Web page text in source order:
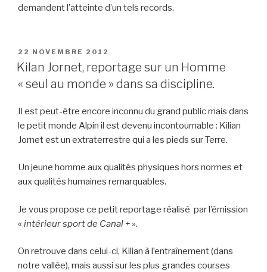
demandent l’atteinte d’un tels records.
PUBLIÉ
LE
22 NOVEMBRE 2012
Kilan Jornet, reportage sur un Homme
« seul au monde » dans sa discipline.
Il est peut-être encore inconnu du grand public mais dans
le petit monde Alpin il est devenu incontournable : Kilian
Jornet est un extraterrestre qui a les pieds sur Terre.
Un jeune homme aux qualités physiques hors normes et
aux qualités humaines remarquables.
Je vous propose ce petit reportage réalisé par l’émission
« intérieur sport de Canal + ».
On retrouve dans celui-ci, Kilian à l’entraînement (dans
notre vallée), mais aussi sur les plus grandes courses